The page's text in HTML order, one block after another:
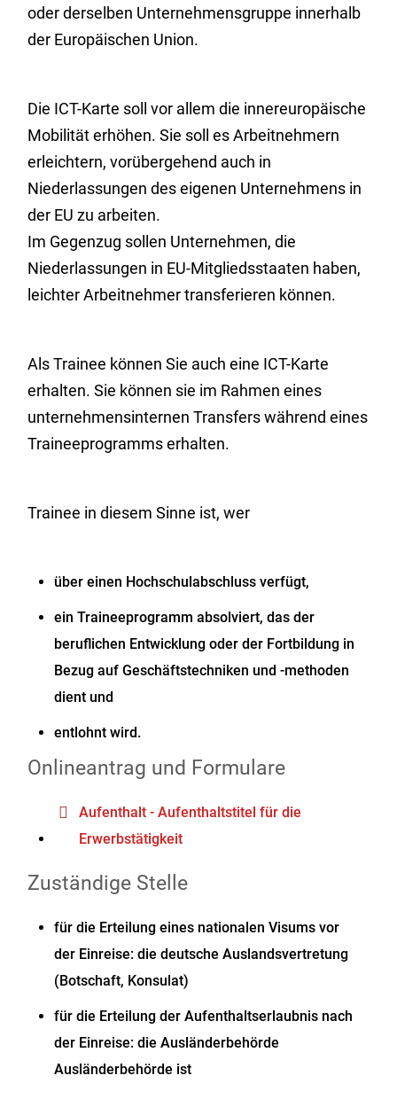
oder derselben Unternehmensgruppe innerhalb
der Europäischen Union.
Die ICT-Karte soll vor allem die innereuropäische
Mobilität erhöhen. Sie soll es Arbeitnehmern
erleichtern, vorübergehend auch in
Niederlassungen des eigenen Unternehmens in
der EU zu arbeiten.
Im Gegenzug sollen Unternehmen, die
Niederlassungen in EU-Mitgliedsstaaten haben,
leichter Arbeitnehmer transferieren können.
Als Trainee können Sie auch eine ICT-Karte
erhalten. Sie können sie im Rahmen eines
unternehmensinternen Transfers während eines
Traineeprogramms erhalten.
Trainee in diesem Sinne ist, wer
über einen Hochschulabschluss verfügt,
ein Traineeprogramm absolviert, das der
beruflichen Entwicklung oder der Fortbildung in
Bezug auf Geschäftstechniken und -methoden
dient und
entlohnt wird.
Onlineantrag und Formulare
Aufenthalt - Aufenthaltstitel für die
Erwerbstätigkeit
Zuständige Stelle
für die Erteilung eines nationalen Visums vor
der Einreise: die deutsche Auslandsvertretung
(Botschaft, Konsulat)
für die Erteilung der Aufenthaltserlaubnis nach
der Einreise: die Ausländerbehörde
Ausländerbehörde ist